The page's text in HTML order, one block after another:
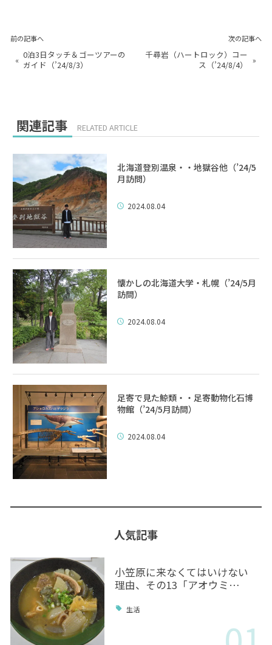
前の記事へ
« 0泊3日タッチ＆ゴーツアーの
ガイド（’24/8/3）
次の記事へ
千尋岩（ハートロック）コー
ス（’24/8/4）
»
関連記事 RELATED ARTICLE
北海道登別温泉・・地獄谷他（’24/5
月訪問）
2024.08.04
懐かしの北海道大学・札幌（’24/5月
訪問）
2024.08.04
足寄で見た鯨類・・足寄動物化石博
物館（’24/5月訪問）
2024.08.04
人気記事
小笠原に来なくてはいけない
理由、その13「アオウミ…
生活